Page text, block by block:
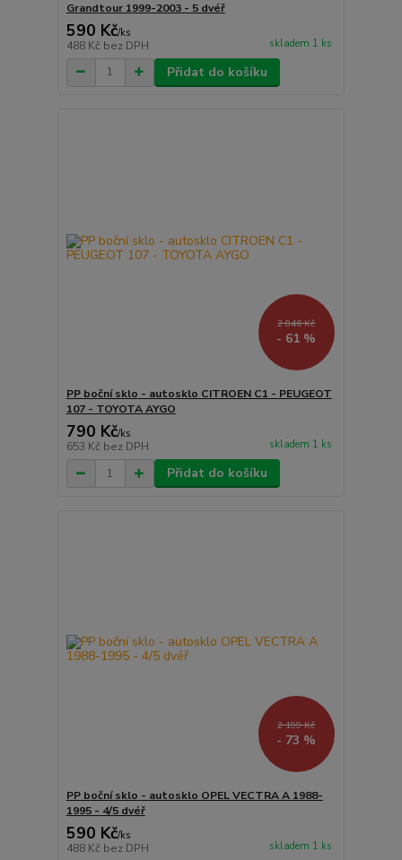
Grandtour 1999-2003 - 5 dvéř
590 Kč/ks
488 Kč bez DPH skladem 1 ks
Přidat do košíku
2 046 Kč
- 61 %
PP boční sklo - autosklo CITROEN C1 - PEUGEOT
107 - TOYOTA AYGO
790 Kč/ks
653 Kč bez DPH skladem 1 ks
Přidat do košíku
2 199 Kč
- 73 %
PP boční sklo - autosklo OPEL VECTRA A 1988-
1995 - 4/5 dvéř
590 Kč/ks
488 Kč bez DPH skladem 1 ks